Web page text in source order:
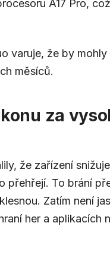
A17 Pro,
varuje, že by
měsíců.
za
že zařízení
přehřejí. To brání
Zatím není
her a aplikacích